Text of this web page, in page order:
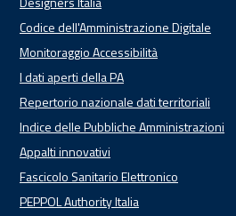
Codice dell'Amministrazione Digitale
Monitoraggio Accessibilità
I dati aperti della PA
Repertorio nazionale dati territoriali
Indice delle Pubbliche Amministrazioni
Appalti innovativi
Fascicolo Sanitario Elettronico
PEPPOL Authority Italia